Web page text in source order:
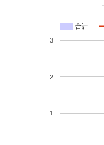
合計
1
2
3